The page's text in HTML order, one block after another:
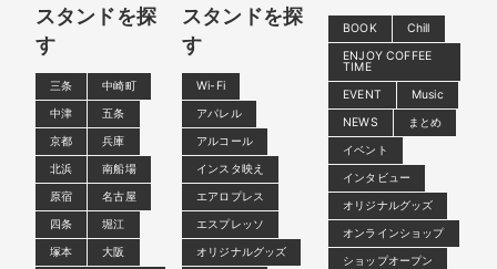
スタンドを探
す
三条
中崎町
中津
五条
京都
兵庫
北浜
南船場
原宿
名古屋
四条
堀江
塚本
大阪
スタンドを探
す
Wi-Fi
アパレル
アルコール
インスタ映え
エアロプレス
エスプレッソ
オリジナルグッズ
BOOK
Chill
ENJOY COFFEE
TIME
EVENT
Music
NEWS
まとめ
イベント
インタビュー
オリジナルグッズ
オンラインショップ
ショップオープン